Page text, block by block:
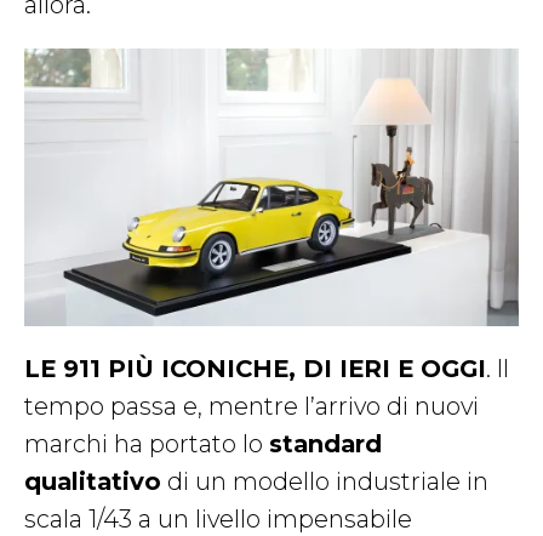
LE 911 PIÙ ICONICHE, DI IERI E OGGI. Il
tempo passa e, mentre l’arrivo di nuovi
marchi ha portato lo standard
qualitativo di un modello industriale in
scala 1/43 a un livello impensabile